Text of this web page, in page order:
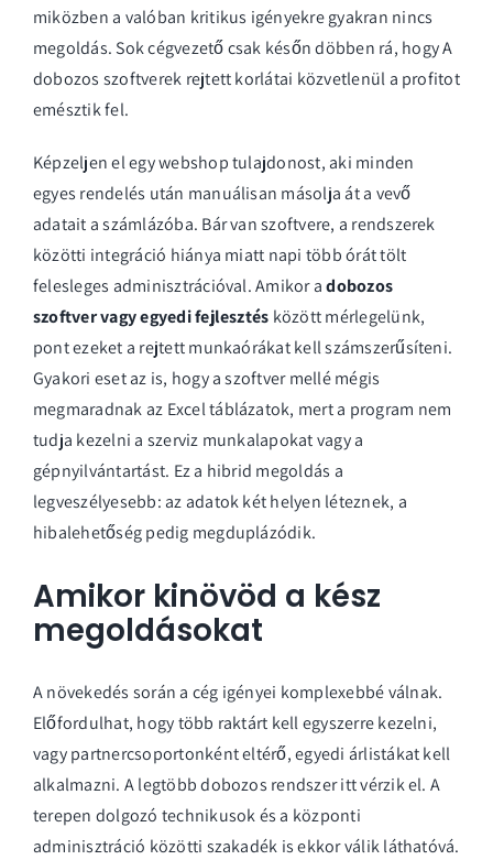
miközben a valóban kritikus igényekre gyakran nincs
megoldás. Sok cégvezető csak későn döbben rá, hogyA
dobozos szoftverek rejtett korlátai közvetlenül a profitot
emésztik fel.
Képzeljen el egy webshop tulajdonost, aki minden
egyes rendelés után manuálisan másolja át a vevő
adatait a számlázóba. Bár van szoftvere, a rendszerek
közötti integráció hiánya miatt napi több órát tölt
felesleges adminisztrációval. Amikor adobozos
szoftver vagy egyedi fejlesztés között mérlegelünk,
pont ezeket a rejtett munkaórákat kell számszerűsíteni.
Gyakori eset az is, hogy a szoftver mellé mégis
megmaradnak az Excel táblázatok, mert a program nem
tudja kezelni a szerviz munkalapokat vagy a
gépnyilvántartást. Ez a hibrid megoldás a
legveszélyesebb: az adatok két helyen léteznek, a
hibalehetőség pedig megduplázódik.
Amikor kinövöd a kész
megoldásokat
A növekedés során a cég igényei komplexebbé válnak.
Előfordulhat, hogy több raktárt kell egyszerre kezelni,
vagy partnercsoportonként eltérő, egyedi árlistákat kell
alkalmazni. A legtöbb dobozos rendszer itt vérzik el. A
terepen dolgozó technikusok és a központi
adminisztráció közötti szakadék is ekkor válik láthatóvá.